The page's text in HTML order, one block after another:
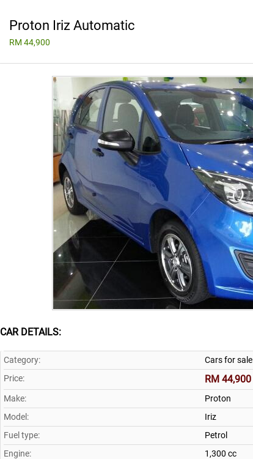
Proton Iriz Automatic
RM 44,900
CAR DETAILS:
Category:
Cars for sale
Price:
RM 44,900
Make:
Proton
Model:
Iriz
Fuel type:
Petrol
Engine:
1,300 cc